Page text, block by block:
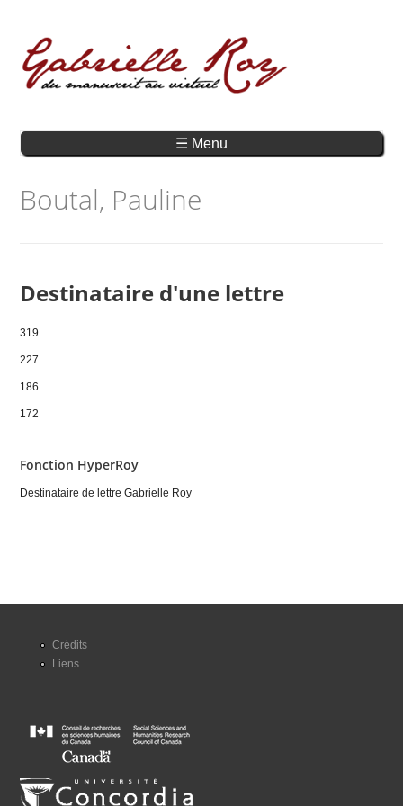
☰ Menu
Boutal, Pauline
Destinataire d'une lettre
319
227
186
172
Fonction HyperRoy
Destinataire de lettre Gabrielle Roy
Crédits
Liens